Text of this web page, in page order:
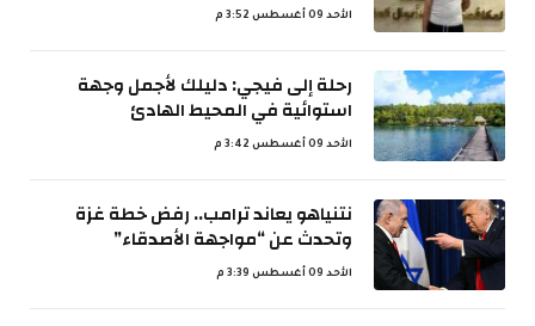
الأحد 09 أغسطس 3:52 م
رحلة إلى فيجي: دليلك لأجمل وجهة
استوائية في المحيط الهادئ
الأحد 09 أغسطس 3:42 م
نتنياهو يعاند ترامب.. رفض خطة غزة
وتحدث عن “مواجهة الأصدقاء”
الأحد 09 أغسطس 3:39 م